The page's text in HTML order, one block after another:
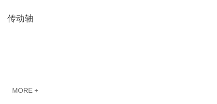
传动轴
MORE +